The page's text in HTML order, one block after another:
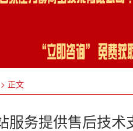
> 正文
服务提供售后技术